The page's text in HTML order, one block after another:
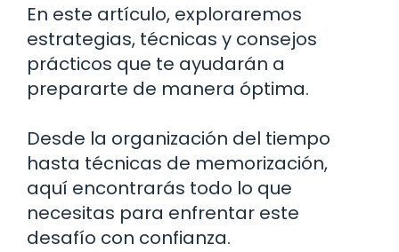
En este artículo, exploraremos
estrategias, técnicas y consejos
prácticos que te ayudarán a
prepararte de manera óptima.
Desde la organización del tiempo
hasta técnicas de memorización,
aquí encontrarás todo lo que
necesitas para enfrentar este
desafío con confianza.